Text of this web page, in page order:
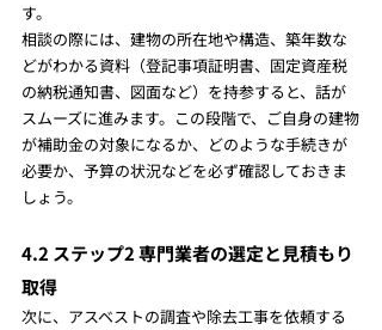
す。
相談の際には、建物の所在地や構造、築年数な
どがわかる資料（登記事項証明書、固定資産税
の納税通知書、図面など）を持参すると、話が
スムーズに進みます。この段階で、ご自身の建物
が補助金の対象になるか、どのような手続きが
必要か、予算の状況などを必ず確認しておきま
しょう。
4.2 ステップ2 専門業者の選定と見積もり
取得
次に、アスベストの調査や除去工事を依頼する